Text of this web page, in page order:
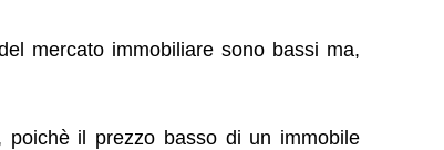
mercato immobiliare sono bassi ma,
poichè il prezzo basso di un immobile